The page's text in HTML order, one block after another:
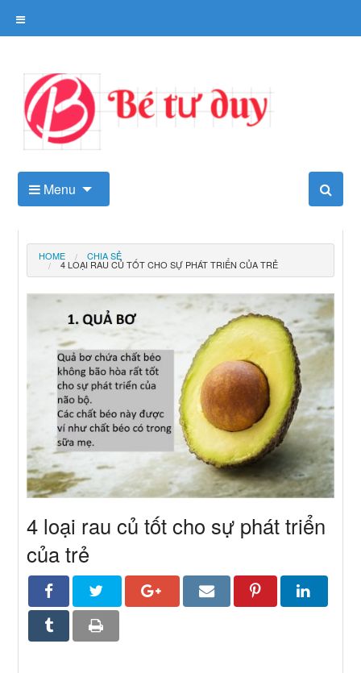
Kho tài liệu tư duy cho trẻ
Menu
HOME CHIA SẺ
4 LOẠI RAU CỦ TỐT CHO SỰ PHÁT TRIỂN CỦA TRẺ
4 loại rau củ tốt cho sự phát triển
của trẻ